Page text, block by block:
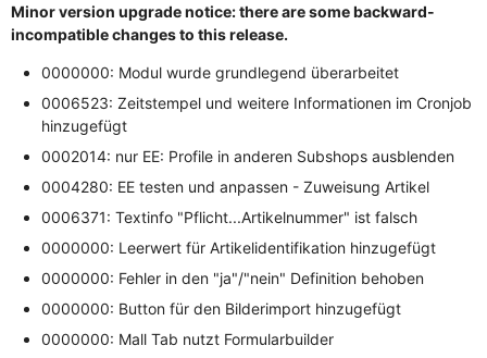
Minor version upgrade notice: there are some backward-
incompatible changes to this release.
0000000: Modul wurde grundlegend überarbeitet
0006523: Zeitstempel und weitere Informationen im Cronjob
hinzugefügt
0002014: nur EE: Profile in anderen Subshops ausblenden
0004280: EE testen und anpassen - Zuweisung Artikel
0006371: Textinfo "Pflicht...Artikelnummer" ist falsch
0000000: Leerwert für Artikelidentifikation hinzugefügt
0000000: Fehler in den "ja"/"nein" Definition behoben
0000000: Button für den Bilderimport hinzugefügt
0000000: Mall Tab nutzt Formularbuilder